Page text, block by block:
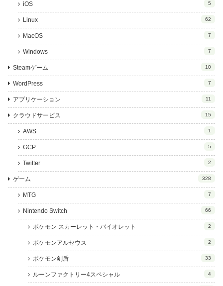
iOS 5
Linux 62
MacOS 7
Windows 7
Steamゲーム 10
WordPress 7
アプリケーション 11
クラウドサービス 15
AWS 1
GCP 5
Twitter 2
ゲーム 328
MTG 7
Nintendo Switch 66
ポケモン スカーレット・バイオレット 2
ポケモンアルセウス 2
ポケモン剣盾 33
ルーンファクトリー4スペシャル 4